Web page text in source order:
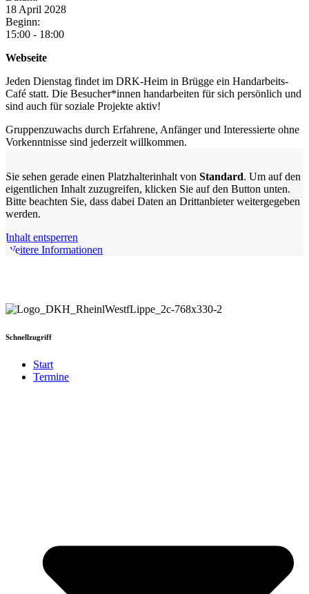
18 April 2028
Beginn:
15:00 - 18:00
Webseite
Jeden Dienstag findet im DRK-Heim in Brügge ein Handarbeits-
Café statt. Die Besucher*innen handarbeiten für sich persönlich und
sind auch für soziale Projekte aktiv!
Gruppenzuwachs durch Erfahrene, Anfänger und Interessierte ohne
Vorkenntnisse sind jederzeit willkommen.
Sie sehen gerade einen Platzhalterinhalt von Standard. Um auf den
eigentlichen Inhalt zuzugreifen, klicken Sie auf den Button unten.
Bitte beachten Sie, dass dabei Daten an Drittanbieter weitergegeben
werden.
Inhalt entsperren
Weitere Informationen
Schnellzugriff
Start
Termine